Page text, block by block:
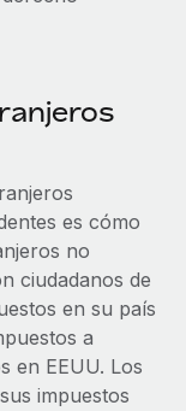
es cómo
no
ciudadanos de
en su país
a
en EEUU. Los
impuestos